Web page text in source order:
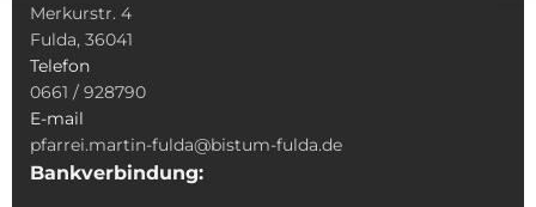
Merkurstr. 4
Fulda, 36041
Telefon
0661 / 928790
E-mail
pfarrei.martin-fulda@bistum-fulda.de
Bankverbindung: